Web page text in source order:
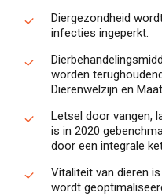
Diergezondheid
infecties ingeperkt.
worden
Dierenwelzijn en
Letsel door vangen,
is in 2020
door een integrale
Vitaliteit van dieren
wordt